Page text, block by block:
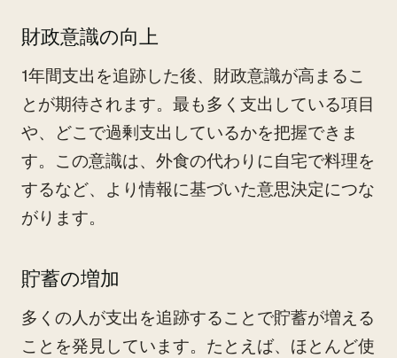
財政意識の向上
1年間支出を追跡した後、財政意識が高まるこ
とが期待されます。最も多く支出している項目
や、どこで過剰支出しているかを把握できま
す。この意識は、外食の代わりに自宅で料理を
するなど、より情報に基づいた意思決定につな
がります。
貯蓄の増加
多くの人が支出を追跡することで貯蓄が増える
ことを発見しています。たとえば、ほとんど使